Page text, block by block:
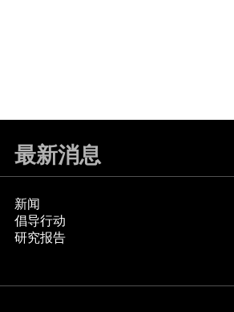
最新消息
新闻
倡导行动
研究报告